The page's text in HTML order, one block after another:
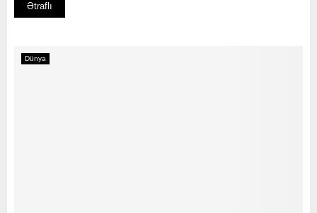
Ətraflı
Dünya